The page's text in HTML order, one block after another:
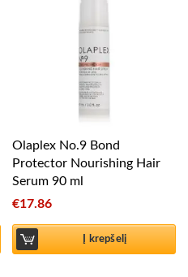
Olaplex No.9 Bond
Protector Nourishing Hair
Serum 90 ml
€17.86
Į krepšelį